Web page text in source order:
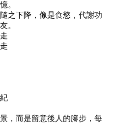
。
之下降，像是食慾，代謝功
。
，而是留意後人的腳步，每